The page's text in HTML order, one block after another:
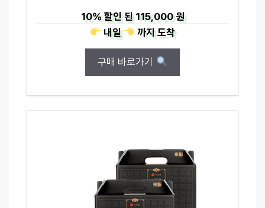
10%할인 된115,000 원
내일
까지도착
구매 바로가기